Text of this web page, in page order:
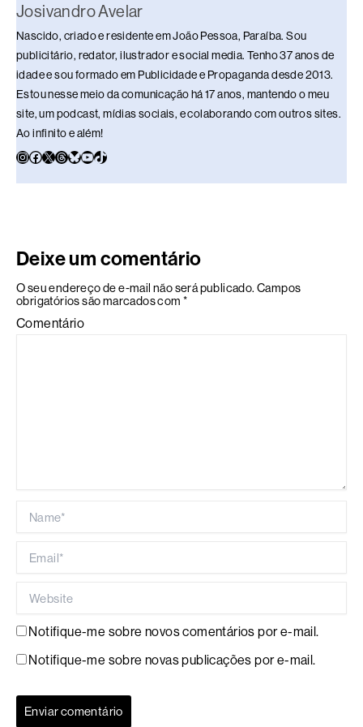
Josivandro Avelar
Nascido, criado e residente em João Pessoa, Paraíba. Sou
publicitário, redator, ilustrador e social media. Tenho 37 anos de
idade e sou formado em Publicidade e Propaganda desde 2013.
Estou nesse meio da comunicação há 17 anos, mantendo o meu
site, um podcast, mídias sociais, e colaborando com outros sites.
Ao infinito e além!
Deixe um comentário
O seu endereço de e-mail não será publicado. Campos
obrigatórios são marcados com *
Comentário
Notifique-me sobre novos comentários por e-mail.
Notifique-me sobre novas publicações por e-mail.